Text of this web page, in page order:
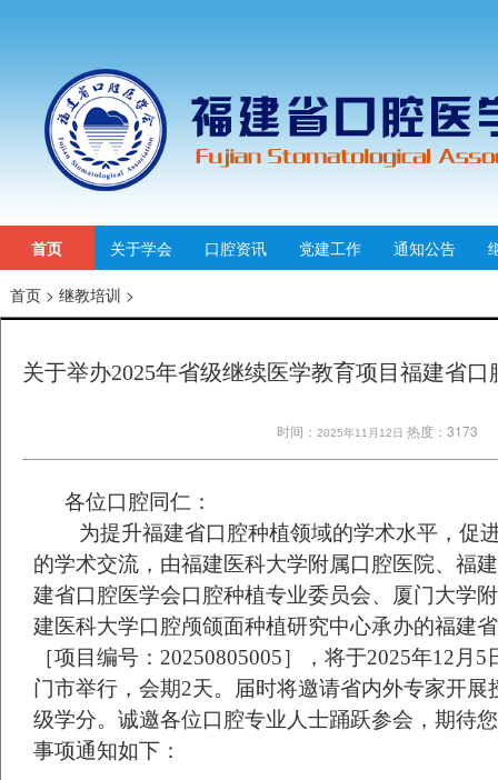
首页 关于学会 口腔资讯 党建工作 通知公告
首页 > 继教培训 >
关于举办2025年省级继续医学教育项目福建省
时间：2025年11月12日 热度：3173
各位口腔同仁：
为提升福建省口腔种植领域的学术水平，促
的学术交流，由福建医科大学附属口腔医院、福
建省口腔医学会口腔种植专业委员会、厦门大学
建医科大学口腔颅颌面种植研究中心承办的福建
［项目编号： 20250805005］，将于2025年12 月 5
门市举行，会期2天。届时将邀请省内外专家开展
级学分。诚邀各位口腔专业人士踊跃参会，期待
事项通知如下：